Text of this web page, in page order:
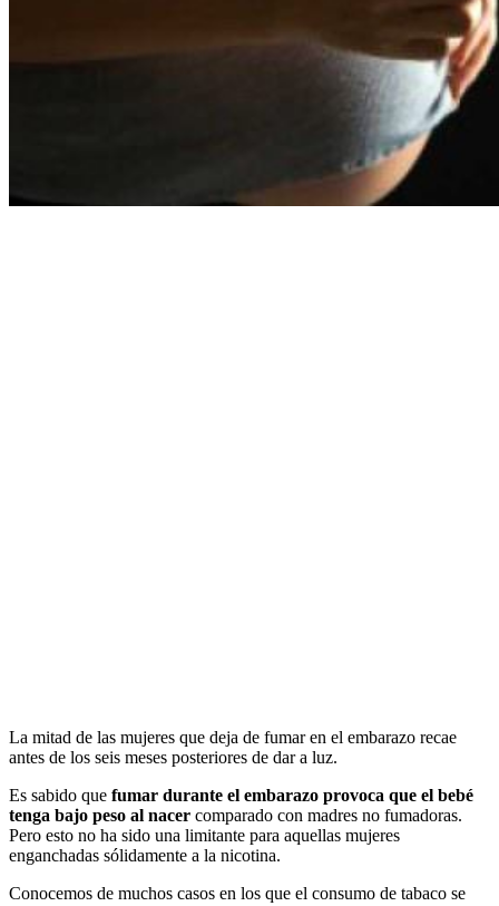
La mitad de las mujeres que deja de fumar en el embarazo recae
antes de los seis meses posteriores de dar a luz.
Es sabido que fumar durante el embarazo provoca que el bebé
tenga bajo peso al nacer comparado con madres no fumadoras.
Pero esto no ha sido una limitante para aquellas mujeres
enganchadas sólidamente a la nicotina.
Conocemos de muchos casos en los que el consumo de tabaco se